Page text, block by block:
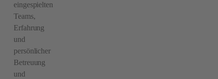
eingespielten
Teams,
Erfahrung
und
persönlicher
Betreuung
und